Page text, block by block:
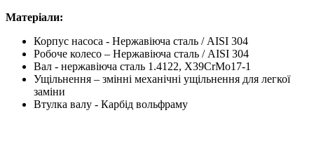
Матеріали:
Корпус насоса - Нержавіюча сталь / AISI 304
Робоче колесо – Нержавіюча сталь / AISI 304
Вал - нержавіюча сталь 1.4122, X39CrMo17-1
Ущільнення – змінні механічні ущільнення для легкої
заміни
Втулка валу - Карбід вольфраму